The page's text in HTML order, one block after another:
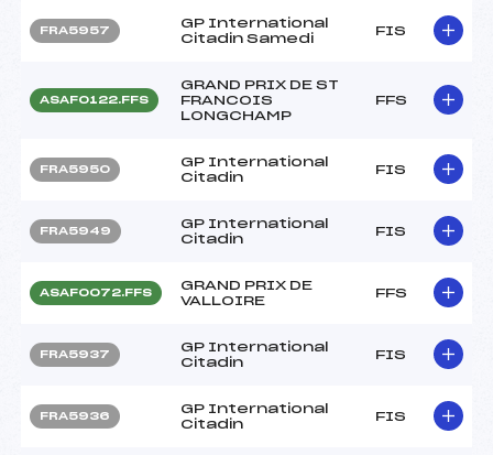
FRA5957
GP International
Citadin Samedi
FIS
ASAF0122.FFS
GRAND PRIX DE ST
FRANCOIS
LONGCHAMP
FFS
FRA5950
GP International
Citadin
FIS
FRA5949
GP International
Citadin
FIS
ASAF0072.FFS
GRAND PRIX DE
VALLOIRE
FFS
FRA5937
GP International
Citadin
FIS
FRA5936
GP International
Citadin
FIS